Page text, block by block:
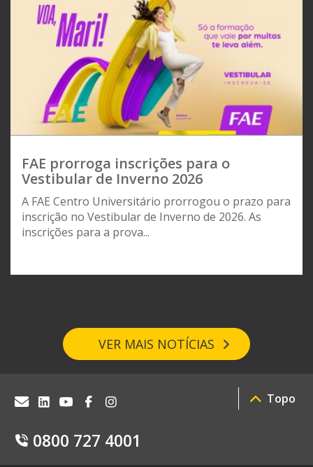
FAE prorroga inscrições para o
Vestibular de Inverno 2026
A FAE Centro Universitário prorrogou o prazo para
inscrição no Vestibular de Inverno de 2026. As
inscrições para a prova...
VER MAIS NOTÍCIAS
0800 727 4001
Topo